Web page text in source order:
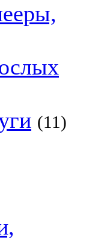
(11)